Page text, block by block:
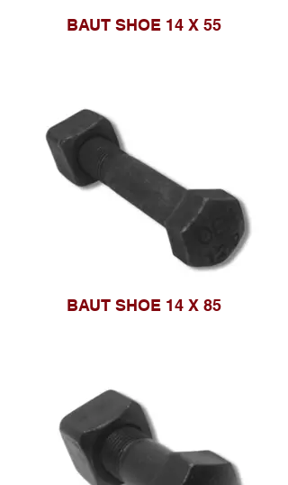
BAUT SHOE 14 X 55
BAUT SHOE 14 X 85